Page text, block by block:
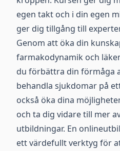
egen takt och i din egen
ger dig tillgång till
Genom att öka din
farmakodynamik och
du förbättra din förmåga
behandla sjukdomar på
också öka dina
och ta dig vidare till mer
utbildningar. En
ett värdefullt verktyg för